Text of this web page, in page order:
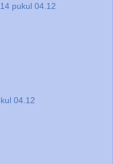
pukul 04.12
04.12